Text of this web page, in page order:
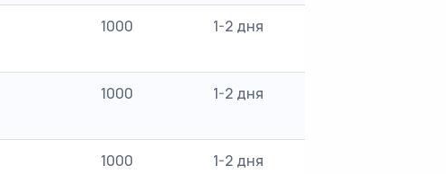
1000 1-2 дня
1000 1-2 дня
1000 1-2 дня